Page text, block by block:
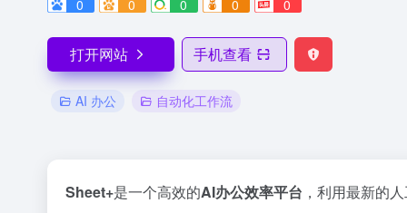
0
0 0 0 0
打开网站 手机查看
AI 办公 自动化工作流
Sheet+是一个高效的AI办公效率平台 ，利用最新的